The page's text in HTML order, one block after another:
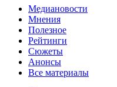
Медиановости
Мнения
Полезное
Рейтинги
Сюжеты
Анонсы
Все материалы